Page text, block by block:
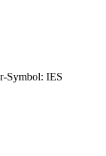
Symbol: IES